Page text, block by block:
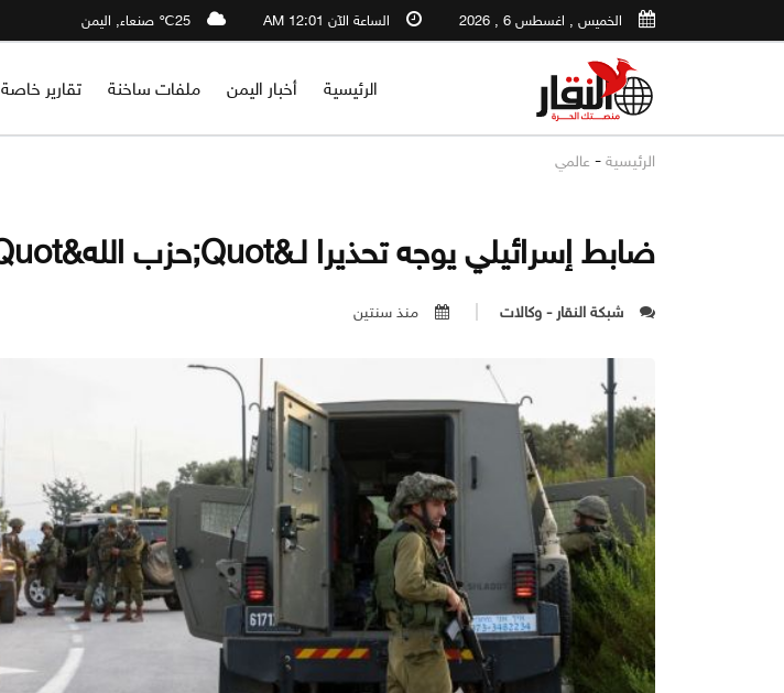
الخميس , اغسطس 6 , 2026 الساعة الآن 12:01 AM 25℃ صنعاء, اليمن
الرئيسية أخبار اليمن ملفات ساخنة تقارير خاصة
الرئيسية - عالمي
ضابط إسرائيلي يوجه تحذيرا لـ&quot;حزب الله&quot;
شبكة النقار - وكالات منذ سنتين